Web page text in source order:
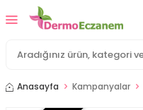
Anasayfa Kampanyalar